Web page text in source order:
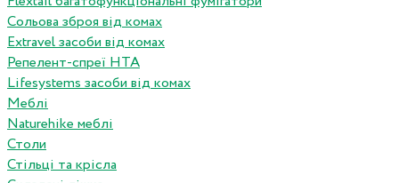
Сольова зброя від комах
Extravel засоби від комах
Репелент-спреї HTA
Lifesystems засоби від комах
Меблі
Naturehike меблі
Столи
Стільці та крісла